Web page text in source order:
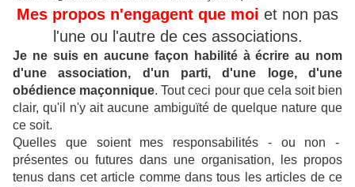
Mes propos n'engagent que moi et non pas
l'une ou l'autre de ces associations.
Je ne suis en aucune façon habilité à écrire au nom
d'une association, d'un parti, d'une loge, d'une
obédience maçonnique.Tout ceci pour que cela soit bien
clair, qu'il n'y ait aucune ambiguïté de quelque nature que
ce soit.
Quelles que soient mes responsabilités - ou non -
présentes ou futures dans une organisation, les propos
tenus dans cet article comme dans tous les articles de ce